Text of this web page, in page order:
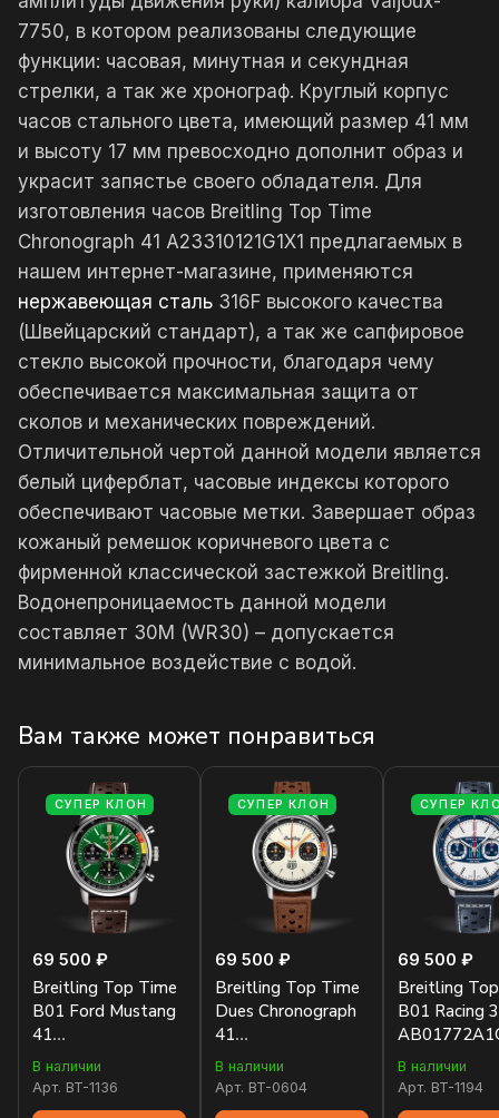
7750, в котором реализованы следующие
функции: часовая, минутная и секундная
стрелки, а так же хронограф. Круглый корпус
часов стального цвета, имеющий размер 41 мм
и высоту 17 мм превосходно дополнит образ и
украсит запястье своего обладателя. Для
изготовления часов Breitling Top Time
Chronograph 41 A23310121G1X1 предлагаемых в
нашем интернет-магазине, применяются
нержавеющая сталь 316F высокого качества
(Швейцарский стандарт), а так же сапфировое
стекло высокой прочности, благодаря чему
обеспечивается максимальная защита от
сколов и механических повреждений.
Отличительной чертой данной модели является
белый циферблат, часовые индексы которого
обеспечивают часовые метки. Завершает образ
кожаный ремешок коричневого цвета с
фирменной классической застежкой Breitling.
Водонепроницаемость данной модели
составляет 30М (WR30) – допускается
минимальное воздействие с водой.
Вам также может понравиться
СУПЕР КЛОН
69 500 ₽
Breitling Top Time
B01 Ford Mustang
41
AB01762A1L1X1
В наличии
Арт. BT-1136
СУПЕР КЛОН
69 500 ₽
Breitling Top Time
Dues Chronograph
41
A233101A1A1X1
В наличии
Арт. BT-0604
СУПЕР
69 500 ₽
Breitling
B01 Racing
В наличии
Арт. BT-1194